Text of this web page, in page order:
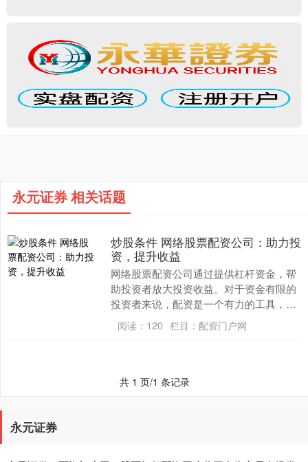
永元证券 相关话题
炒股条件 网络股票配资公司：助力投
资，提升收益
网络股票配资公司通过提供杠杆资金，帮
助投资者放大投资收益。对于资金有限的
投资者来说，配资是一个有力的工具，可
以提高他们的投资潜力。 * **安全保障：**
正规平....
阅读： 120 栏目： 配资门户网
共 1 页/1 条记录
永元证券